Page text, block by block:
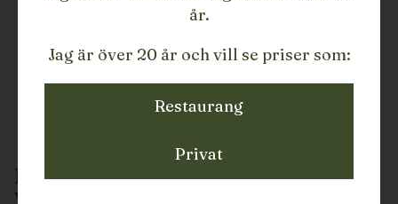
DRYCKER FRÅN
år.
Jag är över 20 år och vill se priser som:
Restaurang
Privat